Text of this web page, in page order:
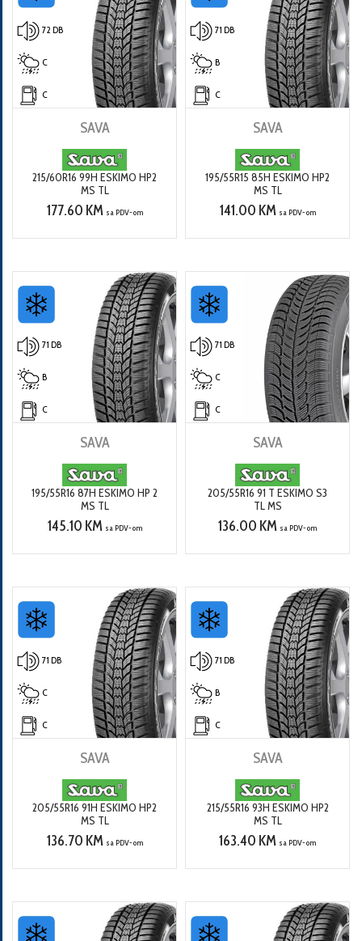
72 DB
C
C
SAVA
215/60R16 99H ESKIMO HP2
MS TL
177.60 KM sa PDV-om
71 DB
B
C
SAVA
195/55R15 85H ESKIMO HP2
MS TL
141.00 KM sa PDV-om
71 DB
B
C
SAVA
195/55R16 87H ESKIMO HP 2
MS TL
145.10 KM sa PDV-om
71 DB
C
C
SAVA
205/55R16 91 T ESKIMO S3
TL MS
136.00 KM sa PDV-om
71 DB
C
C
SAVA
205/55R16 91H ESKIMO HP2
MS TL
136.70 KM sa PDV-om
71 DB
B
C
SAVA
215/55R16 93H ESKIMO HP2
MS TL
163.40 KM sa PDV-om